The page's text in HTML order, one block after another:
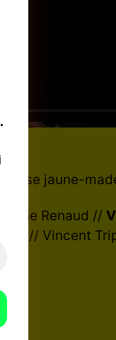
jaune-
Renaud //
// Vincent